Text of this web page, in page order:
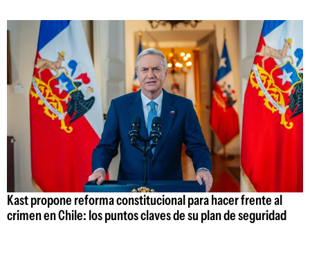
Kast propone reforma constitucional para hacer frente al
crimen en Chile: los puntos claves de su plan de seguridad